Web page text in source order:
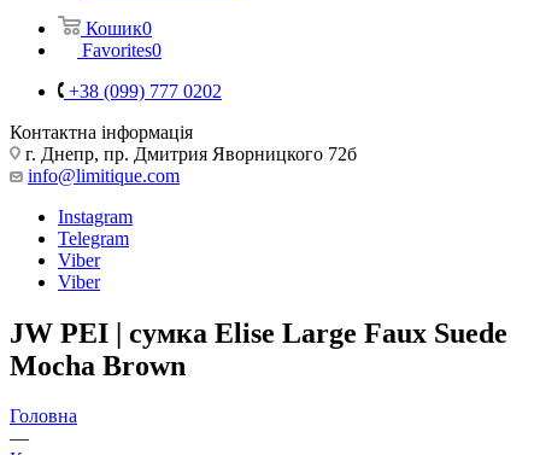
Кошик0
Favorites0
+38 (099) 777 0202
Контактна інформація
г. Днепр, пр. Дмитрия Яворницкого 72б
info@limitique.com
Instagram
Telegram
Viber
Viber
JW PEI | сумка Elise Large Faux Suede
Mocha Brown
Головна
—